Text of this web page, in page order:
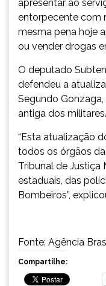
apresentar ao
entorpecente com
mesma pena hoje
ou vender drogas
O deputado
defendeu a
Segundo
antiga dos militares.
“Esta atualização
todos os órgãos
Tribunal de Justiça
estaduais, das
Bombeiros”,
Fonte: Agência
Compartilhe: